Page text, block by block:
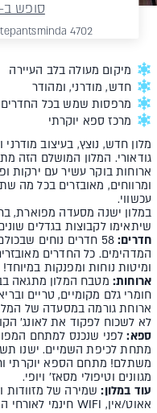
סופש ב-Gudauri, גאורגיה
4702
מיקום מעולה בלב העיירה
חדש, מודרני, ומהודר
מרפסות שמש בכל החדרים
מרכז ספא יוקרתי
מלון חדש, נוצץ, בעיצוב
גודאורי. המלון המושלם הזה
ארוחות בוקר עשיר עם ירקות
ומרווחים, מאובזרים בכל מה
עכשווי.
במלון ישנה מסעדה מפוארת, בר
שיתאימו לקבוצות בגדלים
חדרים:
58 חדרים נוחים
ומיטות נוחות ומפנקות במיוחד!
ארוחות: מטבח המלון מתגאה
חומרי גלם מקומיים, טריים
ארוחת גורמה במסעדה של
לא לשכוח לפקוד את לאונג'
ספא: לפני שנכנס למתחם
מתחת לכיפת השמיים. ישנו
משתלם! מתחם הספא יוקרתי
מגוונים וטיפולי מסאז' ויופי.
עוד במלון: שמירה של מזוודות
אאוט/אין, WIFI חינמי לאורחי המלון ובמרחבים הציבוריים.